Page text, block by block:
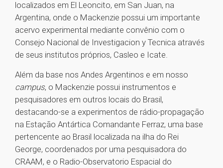
localizados em El Leoncito, em San Juan, na
Argentina, onde o Mackenzie possui um importante
acervo experimental mediante convênio com o
Consejo Nacional de Investigacion y Tecnica através
de seus institutos próprios, Casleo e Icate.
Além da base nos Andes Argentinos e em nosso
campus, o Mackenzie possui instrumentos e
pesquisadores em outros locais do Brasil,
destacando-se a experimentos de rádio-propagação
na Estação Antártica Comandante Ferraz, uma base
pertencente ao Brasil localizada na ilha do Rei
George, coordenados por uma pesquisadora do
CRAAM, e o Radio-Observatorio Espacial do